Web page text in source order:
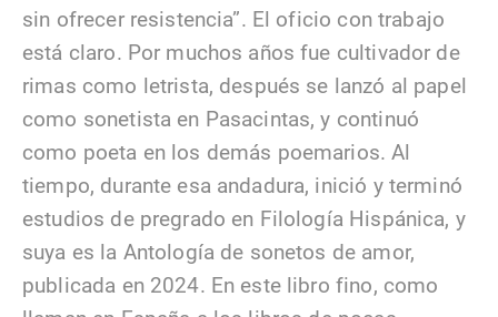
sin ofrecer resistencia”. El oficio con trabajo
está claro. Por muchos años fue cultivador de
rimas como letrista, después se lanzó al papel
como sonetista en Pasacintas, y continuó
como poeta en los demás poemarios. Al
tiempo, durante esa andadura, inició y terminó
estudios de pregrado en Filología Hispánica, y
suya es la Antología de sonetos de amor,
publicada en 2024. En este libro fino, como